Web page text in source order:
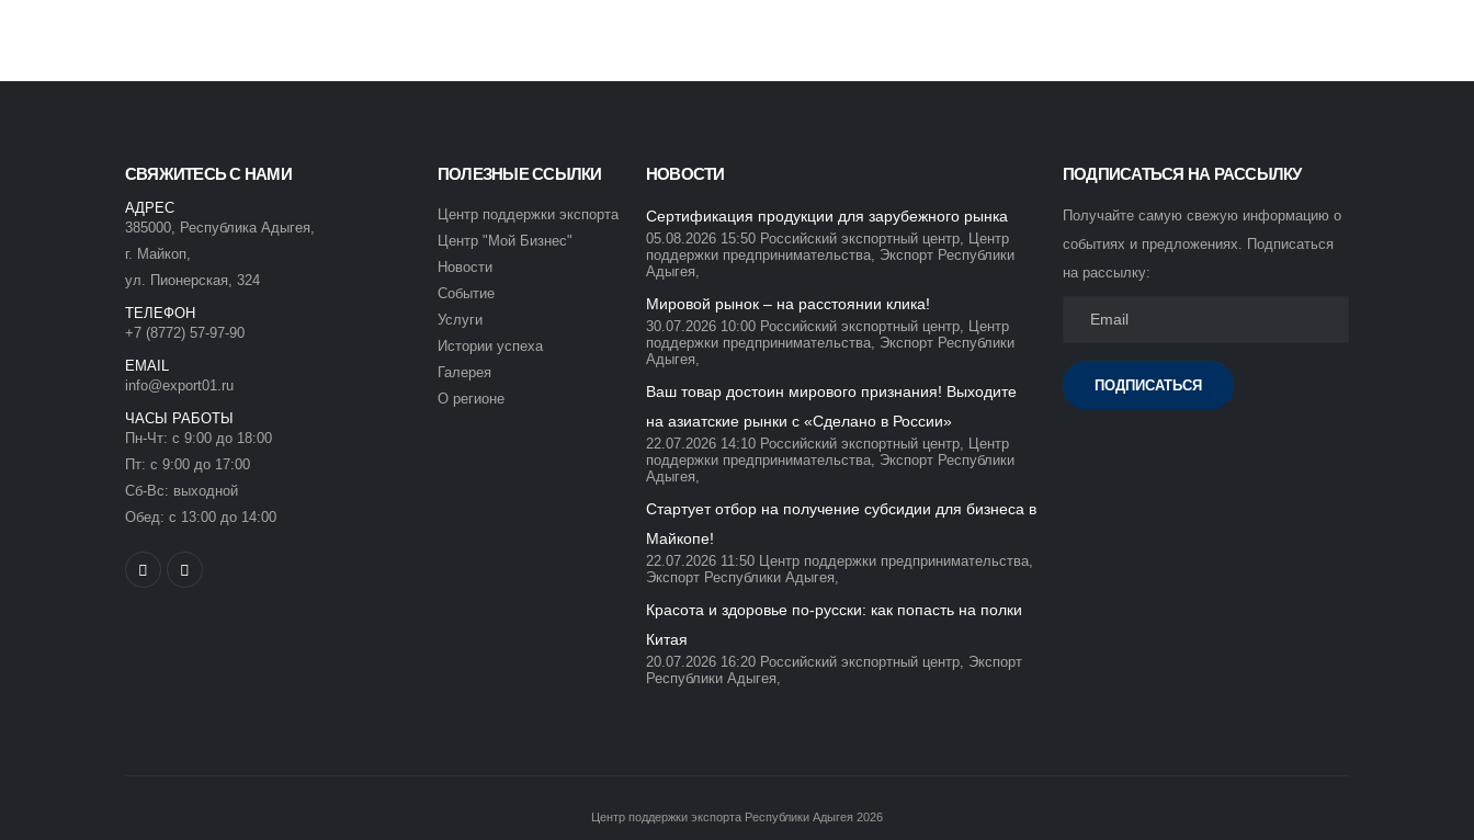
СВЯЖИТЕСЬ С НАМИ
АДРЕС
385000, Республика Адыгея,
г. Майкоп,
ул. Пионерская, 324
ТЕЛЕФОН
+7 (8772) 57-97-90
EMAIL
info@export01.ru
ЧАСЫ РАБОТЫ
Пн-Чт: с 9:00 до 18:00
Пт: с 9:00 до 17:00
Сб-Вс: выходной
Обед: с 13:00 до 14:00
ПОЛЕЗНЫЕ ССЫЛКИ
Центр поддержки экспорта
Центр "Мой Бизнес"
Новости
Событие
Услуги
Истории успеха
Галерея
О регионе
НОВОСТИ
Сертификация продукции для зарубежного рынка
05.08.2026 15:50 Российский экспортный центр, Центр
поддержки предпринимательства, Экспорт Республики
Адыгея,
Мировой рынок – на расстоянии клика!
30.07.2026 10:00 Российский экспортный центр, Центр
поддержки предпринимательства, Экспорт Республики
Адыгея,
Ваш товар достоин мирового признания! Выходите
на азиатские рынки с «Сделано в России»
22.07.2026 14:10 Российский экспортный центр, Центр
поддержки предпринимательства, Экспорт Республики
Адыгея,
Стартует отбор на получение субсидии для бизнеса в
Майкопе!
22.07.2026 11:50 Центр поддержки предпринимательства,
Экспорт Республики Адыгея,
Красота и здоровье по-русски: как попасть на полки
Китая
20.07.2026 16:20 Российский экспортный центр, Экспорт
Республики Адыгея,
ПОДПИСАТЬСЯ НА РАССЫЛКУ
Получайте самую свежую информацию о
событиях и предложениях. Подписаться
на рассылку:
ПОДПИСАТЬСЯ
Центр поддержки экспорта Республики Адыгея 2026